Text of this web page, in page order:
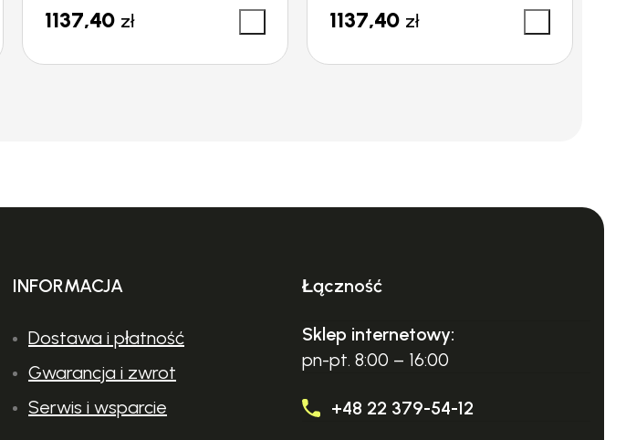
1137,40 zł 1137,40 zł
INFORMACJA
Dostawa i płatność
Gwarancja i zwrot
Serwis i wsparcie
Łączność
Sklep internetowy:
pn-pt. 8:00 – 16:00
+48 22 379-54-12